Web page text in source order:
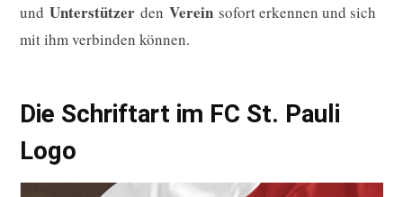
und Unterstützer den Verein sofort erkennen und sich
mit ihm verbinden können.
Die Schriftart im FC St. Pauli
Logo